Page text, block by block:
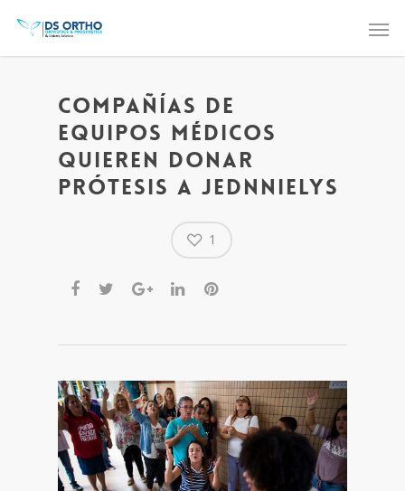
Compañías de
equipos médicos
quieren donar
prótesis a Jednnielys
1